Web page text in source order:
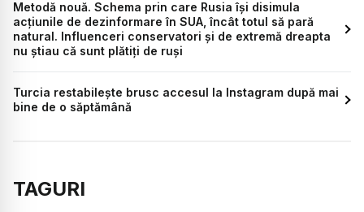
Metodă nouă. Schema prin care Rusia își disimula
acțiunile de dezinformare în SUA, încât totul să pară
natural. Influenceri conservatori și de extremă dreapta
nu știau că sunt plătiți de ruși
Turcia restabilește brusc accesul la Instagram după mai
bine de o săptămână
TAGURI